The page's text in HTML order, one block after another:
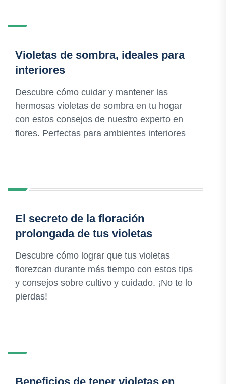
Violetas de sombra, ideales para
interiores
Descubre cómo cuidar y mantener las
hermosas violetas de sombra en tu hogar
con estos consejos de nuestro experto en
flores. Perfectas para ambientes interiores
El secreto de la floración
prolongada de tus violetas
Descubre cómo lograr que tus violetas
florezcan durante más tiempo con estos tips
y consejos sobre cultivo y cuidado. ¡No te lo
pierdas!